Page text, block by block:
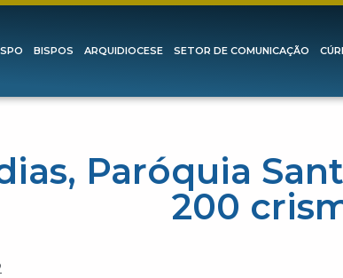
BISPOS ARQUIDIOCESE SETOR DE COMUNICAÇÃO
Paróquia
200